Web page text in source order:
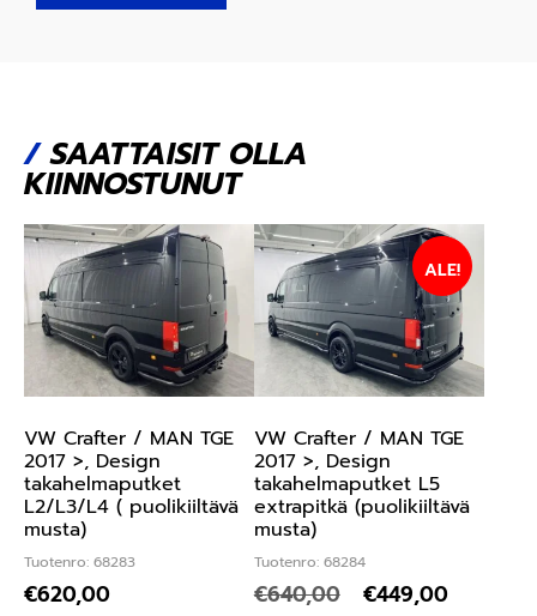
/SAATTAISIT OLLA
KIINNOSTUNUT
VW Crafter / MAN TGE
2017 >, Design
takahelmaputket
L2/L3/L4 ( puolikiiltävä
musta)
Tuotenro: 68283
€620,00
VW Crafter / MAN TGE
2017 >, Design
takahelmaputket L5
extrapitkä (puolikiiltävä
musta)
Tuotenro: 68284
ALE!
€640,00 €449,00